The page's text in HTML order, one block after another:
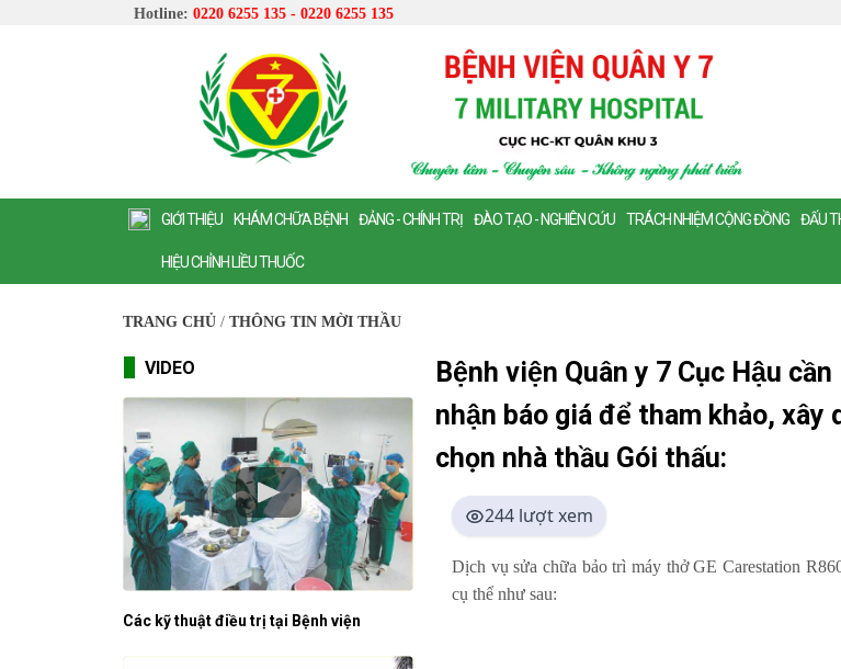
Hotline: 0220 6255 135 - 0220 6255 135
GIỚI THIỆU KHÁM CHỮA BỆNH ĐẢNG - CHÍNH TRỊ ĐÀO TẠO - NGHIÊN CỨU TRÁCH NHIỆM CỘNG ĐỒNG ĐẤU
HIỆU CHỈNH LIỀU THUỐC
VIDEO
Các kỹ thuật điều trị tại Bệnh viện
TRANG CHỦ / THÔNG TIN MỜI THẦU
Bệnh viện Quân y 7 Cục Hậu
nhận báo giá để tham khảo,
chọn nhà thầu Gói thấu:
244 lượt xem
Dịch vụ sửa chữa bảo trì máy thở GE Carestation
cụ thể như sau: